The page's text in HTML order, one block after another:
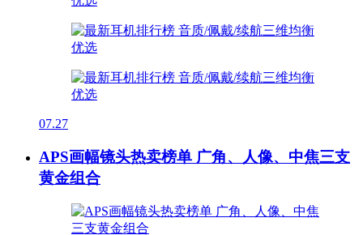
07.27
APS画幅镜头热卖榜单 广角、人像、中焦三支
黄金组合